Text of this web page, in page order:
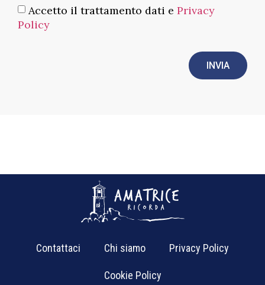
Accetto il trattamento dati e Privacy
Policy
INVIA
Contattaci Chi siamo Privacy Policy
Cookie Policy